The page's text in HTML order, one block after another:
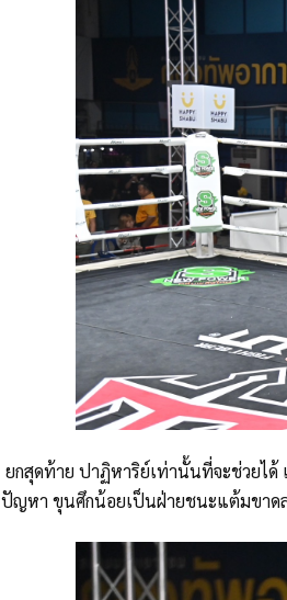
ยกสุดท้าย ปาฏิหาริย์เท่านั้นที่จะช่วยไ
ปัญหา ขุนศึกน้อยเป็นฝ่ายชนะแต้มขาด